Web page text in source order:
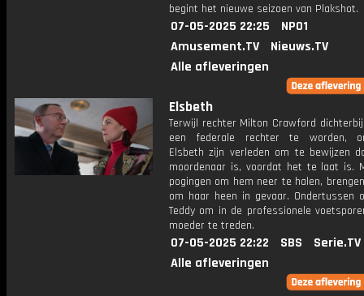
begint het nieuwe seizoen van Plakshot.
07-05-2025 22:25
NPO1
Amusement.TV
Nieuws.TV
Alle afleveringen
Elsbeth
Terwijl rechter Milton Crawford
een federale rechter te worden,
Elsbeth zijn verleden om te bewijzen
moordenaar is, voordat het te laat is.
pogingen om hem neer te halen,
om haar heen in gevaar. Ondertussen
Teddy om in de professionele
moeder te treden.
07-05-2025 22:22 SBS
Serie.TV
Alle afleveringen